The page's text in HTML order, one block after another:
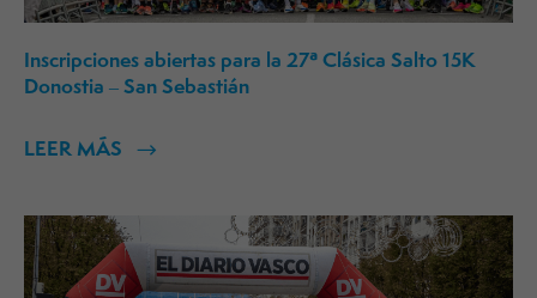
Inscripciones abiertas para la 27ª Clásica Salto 15K
Donostia – San Sebastián
LEER MÁS